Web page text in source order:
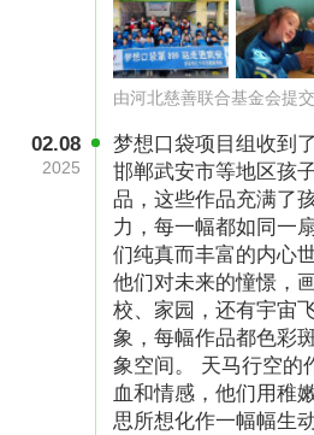
袋送到孩子们手中，在发放“
孩子开展梦想课堂、组织梦
挑战赛，通过一个梦想口袋
同的成长体验，让他们在物
滋养与提升，助力乡村儿童
拥有更广阔的视野和更美好
由河北慈善联合基金会提交
02.08
2025
梦想口袋项目组收到
邯郸武安市等地区孩
品，这些作品充满了
力，每一幅都如同一
们纯真而丰富的内心
他们对未来的憧憬，
校、家园，还有宇宙
象，每幅作品都色彩
象空间。 天马行空的
血和情感，他们用稚
思所想化作一幅幅生